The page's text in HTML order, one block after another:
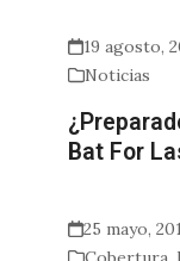
19 agosto,
Noticias
Bat For
25 mayo,